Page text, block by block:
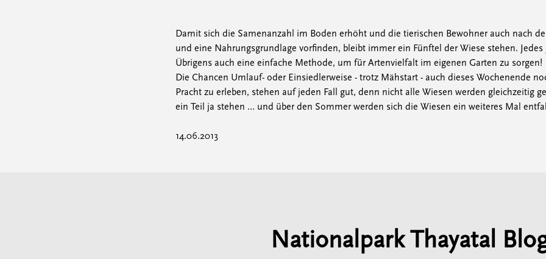
Damit sich die Samenanzahl im Boden erhöht und die tierischen Bewohner auch nach
und eine Nahrungsgrundlage vorfinden, bleibt immer ein Fünftel der Wiese stehen. Jedes
Übrigens auch eine einfache Methode, um für Artenvielfalt im eigenen Garten zu sorgen!
Die Chancen Umlauf- oder Einsiedlerweise - trotz Mähstart - auch dieses Wochenende
Pracht zu erleben, stehen auf jeden Fall gut, denn nicht alle Wiesen werden gleichzeitig
ein Teil ja stehen ... und über den Sommer werden sich die Wiesen ein weiteres Mal
14.06.2013
Nationalpark Thayatal